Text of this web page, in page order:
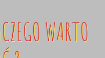
WARTO